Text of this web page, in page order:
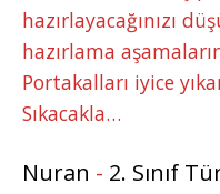
hazırlayacağınızı
hazırlama
Portakalları iyice
Sıkacakla…
Nuran - 2. Sınıf